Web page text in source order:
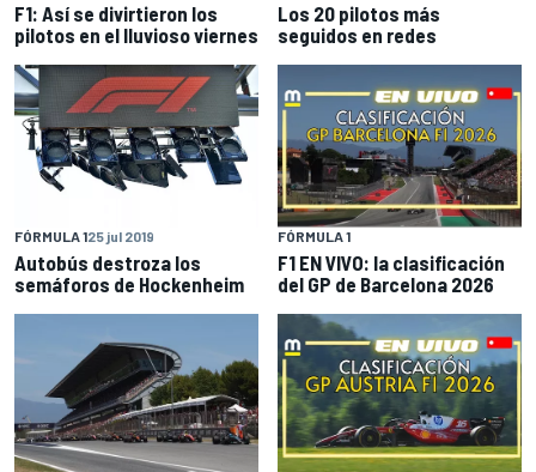
F1: Así se divirtieron los
pilotos en el lluvioso viernes
Los 20 pilotos más
seguidos en redes
FÓRMULA 125 jul 2019
Autobús destroza los
semáforos de Hockenheim
FÓRMULA 1
F1 EN VIVO: la clasificación
del GP de Barcelona 2026